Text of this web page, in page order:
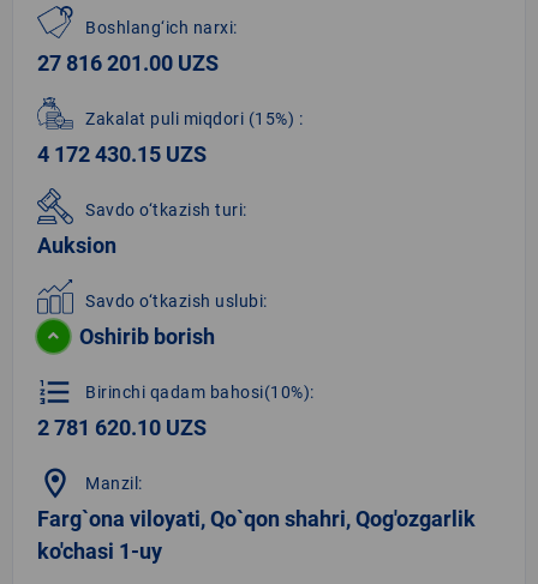
Boshlang‘ich narxi:
27 816 201.00 UZS
Zakalat puli miqdori (15%) :
4 172 430.15 UZS
Savdo o‘tkazish turi:
Auksion
Savdo o‘tkazish uslubi:
Oshirib borish
format_list_numbered Birinchi qadam bahosi(10%):
2 781 620.10 UZS
location_on Manzil:
Farg`ona viloyati, Qo`qon shahri, Qog'ozgarlik
ko'chasi 1-uy